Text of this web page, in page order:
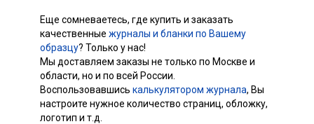
Еще сомневаетесь, где купить и заказать
качественные журналы и бланки по Вашему
образцу? Только у нас!
Мы доставляем заказы не только по Москве и
области, но и по всей России.
Воспользовавшись калькулятором журнала, Вы
настроите нужное количество страниц, обложку,
логотип и т.д.